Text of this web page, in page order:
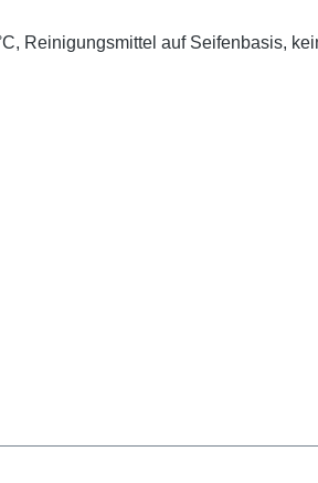
Reinigungsmittel auf Seifenbasis,